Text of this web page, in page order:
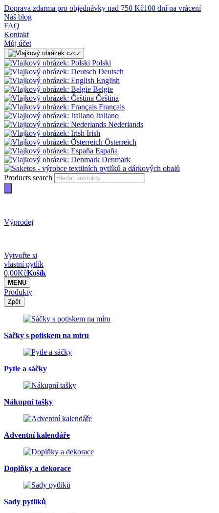
Doprava zdarma pro objednávky nad 750 Kč100 dní na vrácení
Náš blog
FAQ
Kontakt
Můj účet
cz
Polski
Deutsch
English
Belgie
Čeština
Français
Italiano
Nederlands
Irish
Österreich
España
Denmark
Products search
Výprodej
Vytvořte si
vlastní pytlík
0,00KčKošík
MENU
Produkty
Zpět
Sáčky s potiskem na míru
Pytle a sáčky
Nákupní tašky
Adventní kalendáře
Doplňky a dekorace
Sady pytlíků